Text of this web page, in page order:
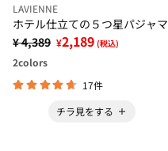
LAVIENNE
ホテル仕立ての５つ星パジャマ
¥ 4,389 ¥2,189 (税込)
2colors
17件
チラ見をする